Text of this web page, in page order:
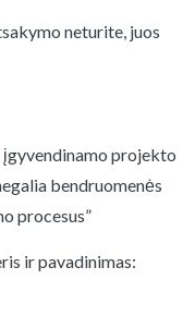
neturite, juos
įgyvendinamo projekto
bendruomenės
procesus”
ir pavadinimas: